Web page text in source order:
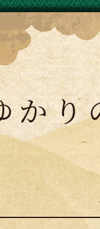
かり